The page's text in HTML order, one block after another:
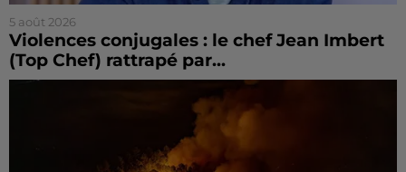
5 août 2026
Violences conjugales : le chef Jean Imbert
(Top Chef) rattrapé par...